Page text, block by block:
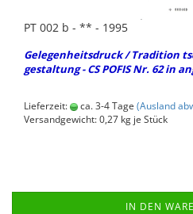
PT 002 b - ** - 1995
Ge­le­gen­heits­druck / Tra­di­ti­on
ge­stal­tung - CS POFIS Nr. 62 in
Lieferzeit: ca. 3-4 Tage (Ausland
Versandgewicht:0,27 kg je Stück
IN DEN